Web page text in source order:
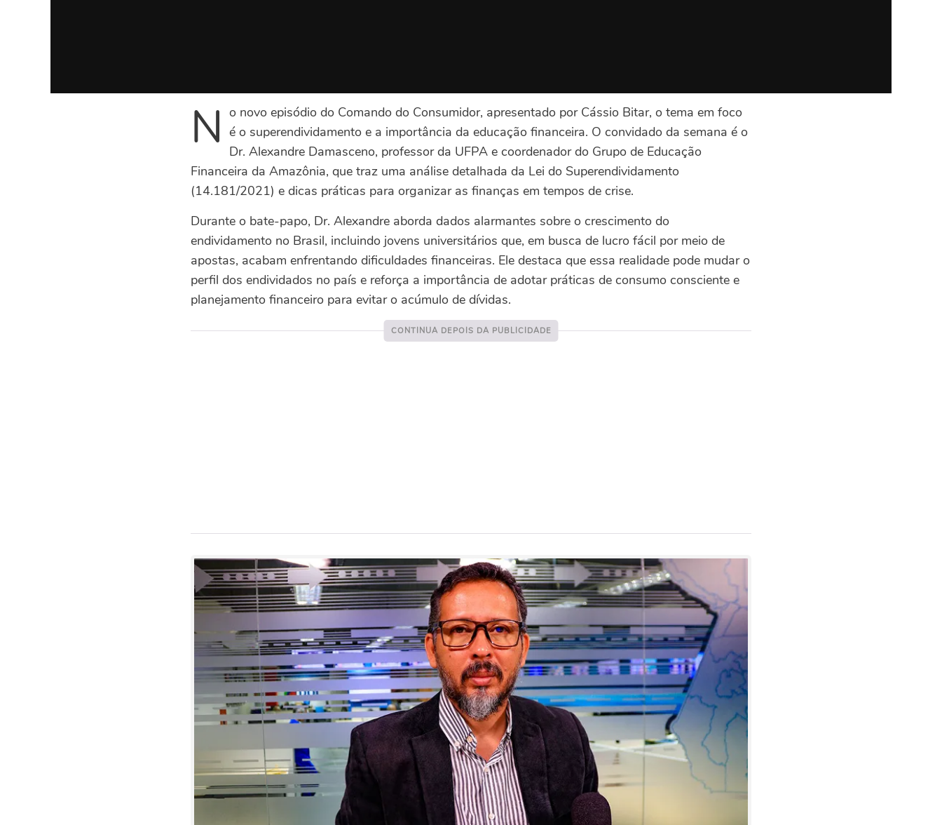
No novo episódio do Comando do Consumidor, apresentado por Cássio Bitar, o tema em foco
é o superendividamento e a importância da educação financeira. O convidado da semana é o
Dr. Alexandre Damasceno, professor da UFPA e coordenador do Grupo de Educação
Financeira da Amazônia, que traz uma análise detalhada da Lei do Superendividamento
(14.181/2021) e dicas práticas para organizar as finanças em tempos de crise.
Durante o bate-papo, Dr. Alexandre aborda dados alarmantes sobre o crescimento do
endividamento no Brasil, incluindo jovens universitários que, em busca de lucro fácil por meio de
apostas, acabam enfrentando dificuldades financeiras. Ele destaca que essa realidade pode mudar o
perfil dos endividados no país e reforça a importância de adotar práticas de consumo consciente e
planejamento financeiro para evitar o acúmulo de dívidas.